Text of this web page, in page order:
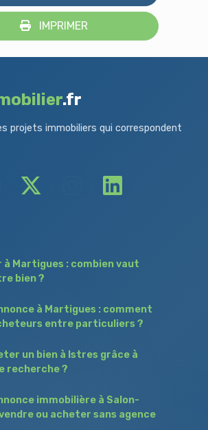
IMPRIMER
.fr
projets immobiliers qui correspondent
à Martigues : combien vaut
bien ?
à Martigues : comment
entre particuliers ?
un bien à Istres grâce à
recherche ?
immobilière à Salon-
ou acheter sans agence